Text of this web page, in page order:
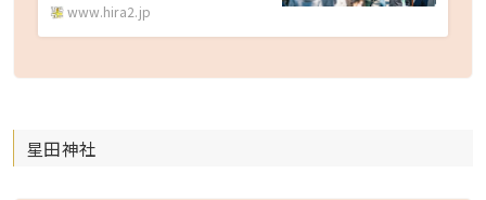
www.hira2.jp
星田神社